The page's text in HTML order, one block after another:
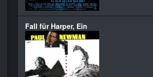
Fall für Harper, Ein